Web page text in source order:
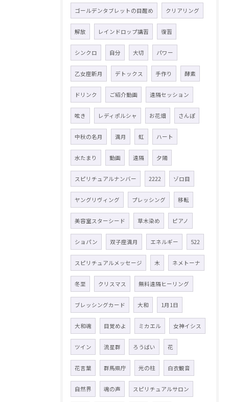
ゴールデンタブレットの目醒め クリアリング
解放 レインドロップ講習 復習
シンクロ 自分 大切 パワー
乙女座新月 デトックス 手作り 酵素
ドリンク ご紹介動画 遠隔セッション
呟き レディポルシャ お花畑 さんぽ
中秋の名月 満月 虹 ハート
水たまり 動画 遠隔 夕陽
スピリチュアルナンバー 2222 ゾロ目
ヤングリヴィング プレッシング 移転
美容室スターシード 草木染め ピアノ
ショパン 双子座満月 エネルギー 522
スピリチュアルメッセージ 木 ネメトーナ
冬至 クリスマス 無料遠隔ヒーリング
ブレッシングカード 大和 1月1日
大和魂 目覚めよ ミカエル 女神イシス
ツイン 流星群 ろうばい 花
花言葉 群馬県庁 光の柱 白衣観音
自然界 魂の声 スピリチュアルサロン